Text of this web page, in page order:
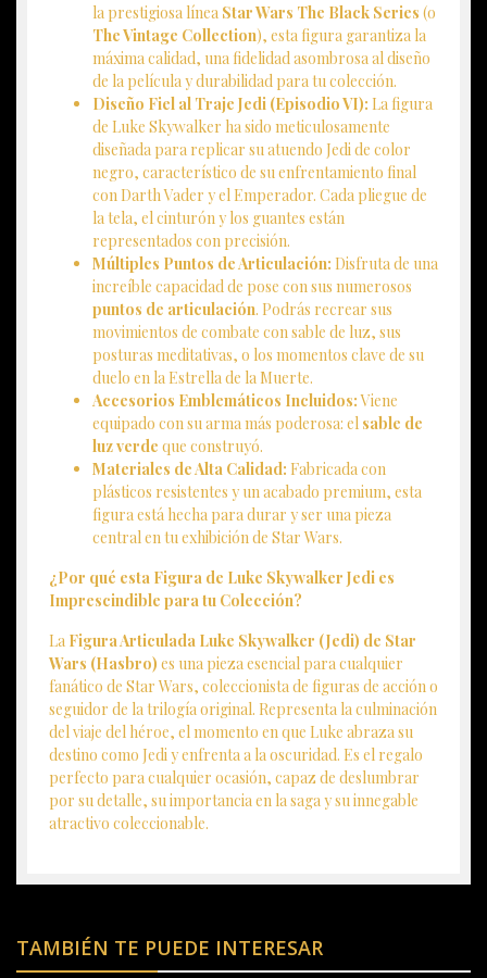
la prestigiosa línea Star Wars The Black Series (o
The Vintage Collection), esta figura garantiza la
máxima calidad, una fidelidad asombrosa al diseño
de la película y durabilidad para tu colección.
Diseño Fiel al Traje Jedi (Episodio VI): La figura
de Luke Skywalker ha sido meticulosamente
diseñada para replicar su atuendo Jedi de color
negro, característico de su enfrentamiento final
con Darth Vader y el Emperador. Cada pliegue de
la tela, el cinturón y los guantes están
representados con precisión.
Múltiples Puntos de Articulación: Disfruta de una
increíble capacidad de pose con sus numerosos
puntos de articulación. Podrás recrear sus
movimientos de combate con sable de luz, sus
posturas meditativas, o los momentos clave de su
duelo en la Estrella de la Muerte.
Accesorios Emblemáticos Incluidos:Viene
equipado con su arma más poderosa: el sable de
luz verde que construyó.
Materiales de Alta Calidad: Fabricada con
plásticos resistentes y un acabado premium, esta
figura está hecha para durar y ser una pieza
central en tu exhibición de Star Wars.
¿Por qué esta Figura de Luke Skywalker Jedi es
Imprescindible para tu Colección?
La Figura Articulada Luke Skywalker (Jedi) de Star
Wars (Hasbro) es una pieza esencial para cualquier
fanático de Star Wars, coleccionista de figuras de acción o
seguidor de la trilogía original. Representa la culminación
del viaje del héroe, el momento en que Luke abraza su
destino como Jedi y enfrenta a la oscuridad. Es el regalo
perfecto para cualquier ocasión, capaz de deslumbrar
por su detalle, su importancia en la saga y su innegable
atractivo coleccionable.
TAMBIÉN TE PUEDE INTERESAR